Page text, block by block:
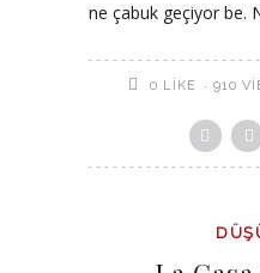
ne çabuk geçiyor be.
0 LIKE 910